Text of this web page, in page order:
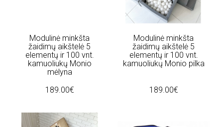
Modulinė minkšta
žaidimų aikštelė 5
elementų ir 100 vnt.
kamuoliukų Monio
mėlyna
189.00€
Modulinė minkšta
žaidimų aikštelė 5
elementų ir 100 vnt.
kamuoliukų Monio pilka
189.00€